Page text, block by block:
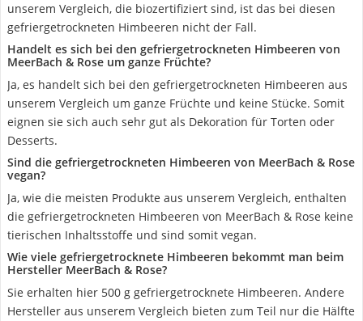
unserem Vergleich, die biozertifiziert sind, ist das bei diesen
gefriergetrockneten Himbeeren nicht der Fall.
Handelt es sich bei den gefriergetrockneten Himbeeren von
MeerBach & Rose um ganze Früchte?
Ja, es handelt sich bei den gefriergetrockneten Himbeeren aus
unserem Vergleich um ganze Früchte und keine Stücke. Somit
eignen sie sich auch sehr gut als Dekoration für Torten oder
Desserts.
Sind die gefriergetrockneten Himbeeren von MeerBach & Rose
vegan?
Ja, wie die meisten Produkte aus unserem Vergleich, enthalten
die gefriergetrockneten Himbeeren von MeerBach & Rose keine
tierischen Inhaltsstoffe und sind somit vegan.
Wie viele gefriergetrocknete Himbeeren bekommt man beim
Hersteller MeerBach & Rose?
Sie erhalten hier 500 g gefriergetrocknete Himbeeren. Andere
Hersteller aus unserem Vergleich bieten zum Teil nur die Hälfte